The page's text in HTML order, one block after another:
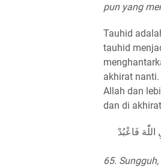
pun yang
Tauhid
tauhid
akhirat
Allah dan
dan di
فَاعْبُدْ
65.